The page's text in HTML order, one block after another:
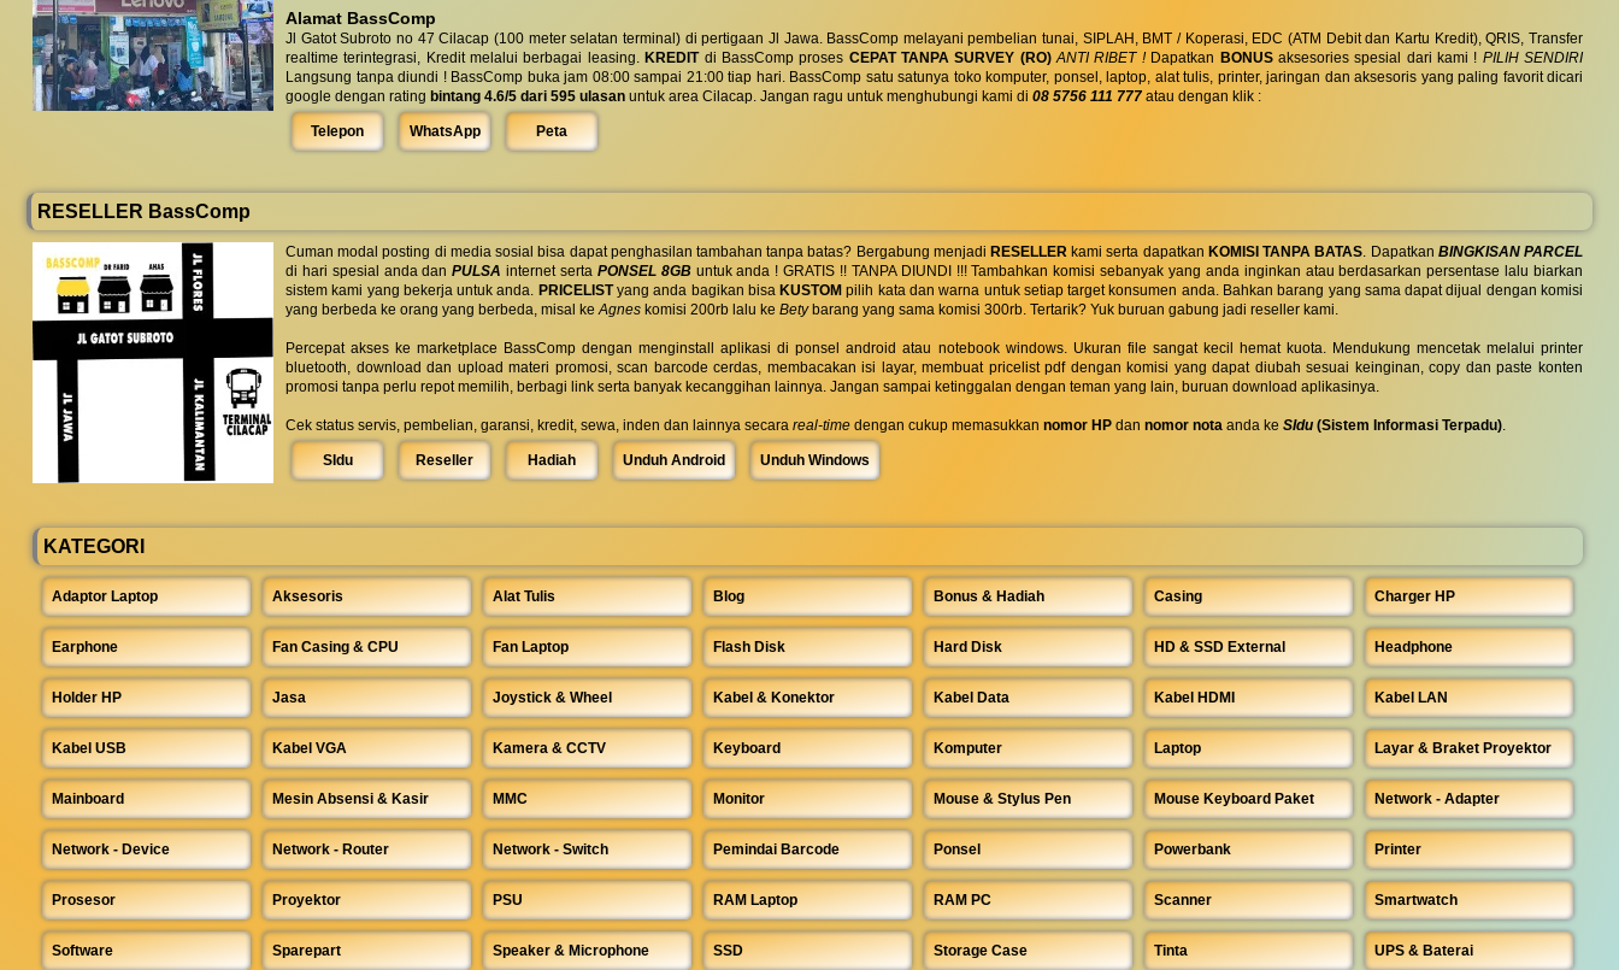
Alamat BassComp
Jl Gatot Subroto no 47 Cilacap (100 meter selatan terminal) di pertigaan Jl Jawa. BassComp melayani pembelian tunai, SIPLAH, BMT / Koperasi, EDC (ATM Debit dan Kartu Kredit), QRIS, Transfer
realtime terintegrasi, Kredit melalui berbagai leasing. KREDITdi BassComp proses CEPAT TANPA SURVEY (RO) ANTI RIBET !Dapatkan BONUSaksesories spesial dari kami ! PILIH SENDIRI
Langsung tanpa diundi ! BassComp buka jam 08:00 sampai 21:00 tiap hari. BassComp satu satunya toko komputer, ponsel, laptop, alat tulis, printer, jaringan dan aksesoris yang paling favorit dicari
google dengan rating bintang 4.6/5 dari 595 ulasan untuk area Cilacap. Jangan ragu untuk menghubungi kami di 08 5756 111 777 atau dengan klik :
Telepon WhatsApp Peta
RESELLER BassComp
Cuman modal posting di media sosial bisa dapat penghasilan tambahan tanpa batas? Bergabung menjadi RESELLER kami serta dapatkan KOMISI TANPA BATAS. Dapatkan BINGKISAN PARCEL
di hari spesial anda danPULSA internet serta PONSEL 8GBuntuk anda ! GRATIS !! TANPA DIUNDI !!! Tambahkan komisi sebanyak yang anda inginkan atau berdasarkan persentase lalu biarkan
sistem kami yang bekerja untuk anda. PRICELISTyang anda bagikan bisa KUSTOM pilih kata dan warna untuk setiap target konsumen anda. Bahkan barang yang sama dapat dijual dengan komisi
yang berbeda ke orang yang berbeda, misal keAgnes komisi 200rb lalu ke Betybarang yang sama komisi 300rb. Tertarik? Yuk buruan gabung jadi reseller kami.
Percepat akses ke marketplace BassComp dengan menginstall aplikasi di ponsel android atau notebook windows. Ukuran file sangat kecil hemat kuota. Mendukung mencetak melalui printer
bluetooth, download dan upload materi promosi, scan barcode cerdas, membacakan isi layar, membuat pricelist pdf dengan komisi yang dapat diubah sesuai keinginan, copy dan paste konten
promosi tanpa perlu repot memilih, berbagi link serta banyak kecanggihan lainnya. Jangan sampai ketinggalan dengan teman yang lain, buruan download aplikasinya.
Cek status servis, pembelian, garansi, kredit, sewa, inden dan lainnya secara real-time dengan cukup memasukkan nomor HP dan nomor nota anda ke SIdu (Sistem Informasi Terpadu).
SIdu Reseller Hadiah Unduh Android Unduh Windows
KATEGORI
Adaptor Laptop Aksesoris Alat Tulis Blog Bonus & Hadiah Casing Charger HP
Earphone Fan Casing & CPU Fan Laptop Flash Disk Hard Disk HD & SSD External Headphone
Holder HP Jasa Joystick & Wheel Kabel & Konektor Kabel Data Kabel HDMI Kabel LAN
Kabel USB Kabel VGA Kamera & CCTV Keyboard Komputer Laptop Layar & Braket Proyektor
Mainboard Mesin Absensi & Kasir MMC Monitor Mouse & Stylus Pen Mouse Keyboard Paket Network - Adapter
Network - Device Network - Router Network - Switch Pemindai Barcode Ponsel Powerbank Printer
Prosesor Proyektor PSU RAM Laptop RAM PC Scanner Smartwatch
Software Sparepart Speaker & Microphone SSD Storage Case Tinta UPS & Baterai